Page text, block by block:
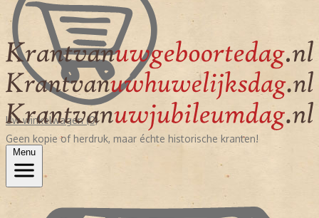
Uw winkelwagen (0)
Geen kopie of herdruk, maar échte historische kranten!
Menu